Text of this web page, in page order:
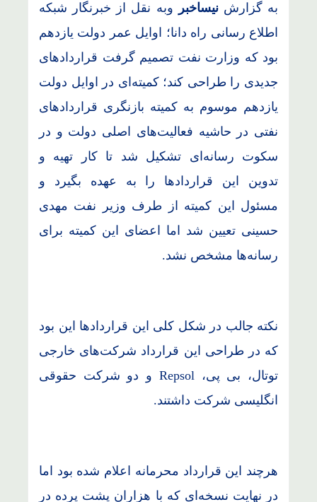
به گزارشنیساخبر وبه نقل از خبرنگار شبکه
اطلاع رسانی راه دانا؛ اوایل عمر دولت یازدهم
بود که وزارت نفت تصمیم گرفت قراردادهای
جدیدی را طراحی کند؛ کمیته‌ای در اوایل دولت
یازدهم موسوم به کمیته بازنگری قراردادهای
نفتی در حاشیه فعالیت‌های اصلی دولت و در
سکوت رسانه‌ای تشکیل شد تا کار تهیه و
تدوین این قراردادها را به عهده بگیرد و
مسئول این کمیته از طرف وزیر نفت مهدی
حسینی تعیین شد اما اعضای این کمیته برای
رسانه‌ها مشخص نشد.
نکته جالب در شکل کلی این قراردادها این بود
که در طراحی این قرارداد شرکت‌های خارجی
توتال، بی پی، Repsol و دو شرکت حقوقی
انگلیسی شرکت داشتند.
هرچند این قرارداد محرمانه اعلام شده بود اما
در نهایت نسخه‌ای که با هزاران پشت پرده در